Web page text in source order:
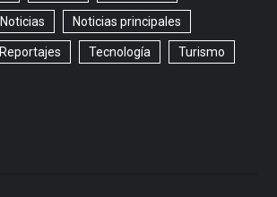
Noticias Noticias principales
Reportajes Tecnología Turismo